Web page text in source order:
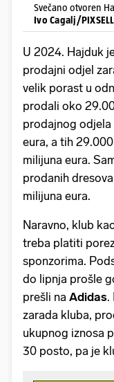
Svečano otvoren
Ivo Cagalj/PIXSELL
U 2024. Hajduk
prodajni odjel
velik porast u
prodali oko
prodajnog odjela
eura, a tih
milijuna eura.
prodanih
milijuna eura.
Naravno, klub
treba platiti
sponzorima.
do lipnja prošle
prešli na Adidas.
zarada kluba,
ukupnog iznosa
30 posto, pa je